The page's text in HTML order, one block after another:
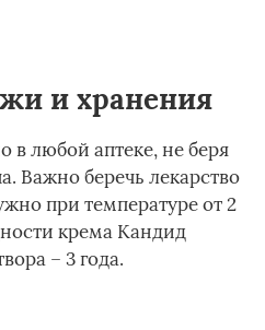
и хранения
в любой аптеке, не беря
Важно беречь лекарство
при температуре от 2
крема Кандид
– 3 года.